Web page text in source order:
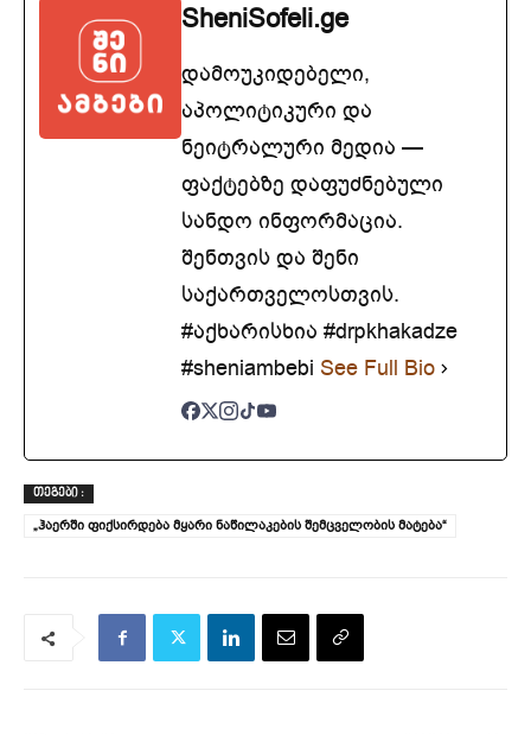
SheniSofeli.ge
დამოუკიდებელი,
აპოლიტიკური და
ნეიტრალური მედია —
ფაქტებზე დაფუძნებული
სანდო ინფორმაცია.
შენთვის და შენი
საქართველოსთვის.
#აქხარისხია #drpkhakadze
#sheniambebi See Full Bio
ᲗᲔᲒᲔᲑᲘ :
„ჰაერში ფიქსირდება მყარი ნაწილაკების შემცველობის მატება“